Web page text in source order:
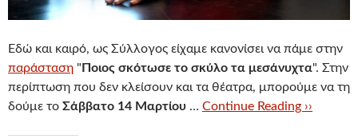
Εδώ και καιρό, ως Σύλλογος είχαμε κανονίσει να πάμε στην
παράσταση " Ποιος σκότωσε το σκύλο τα μεσάνυχτα". Στην
περίπτωση που δεν κλείσουν και τα θέατρα, μπορούμε να τη
δούμε το Σάββατο 14 Μαρτίου … Continue Reading ››